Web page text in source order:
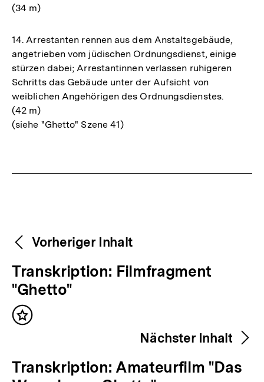
(34 m)
14. Arrestanten rennen aus dem Anstaltsgebäude,
angetrieben vom jüdischen Ordnungsdienst, einige
stürzen dabei; Arrestantinnen verlassen ruhigeren
Schritts das Gebäude unter der Aufsicht von
weiblichen Angehörigen des Ordnungsdienstes.
(42 m)
(siehe "Ghetto" Szene 41)
Weitere
Inhalte
Content-
Navigation
Vorheriger Inhalt
V
o
r
h
r
Transkription: Filmfragment
"Ghetto"
Inhalt
Nächster Inhalt
N
Transkription: Amateurfilm "Das